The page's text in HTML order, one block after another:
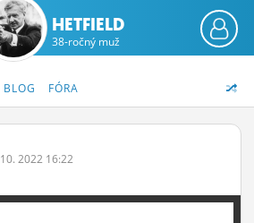
HETFIELD
38-ročný muž
BLOG FÓRA
10. 2022 16:22